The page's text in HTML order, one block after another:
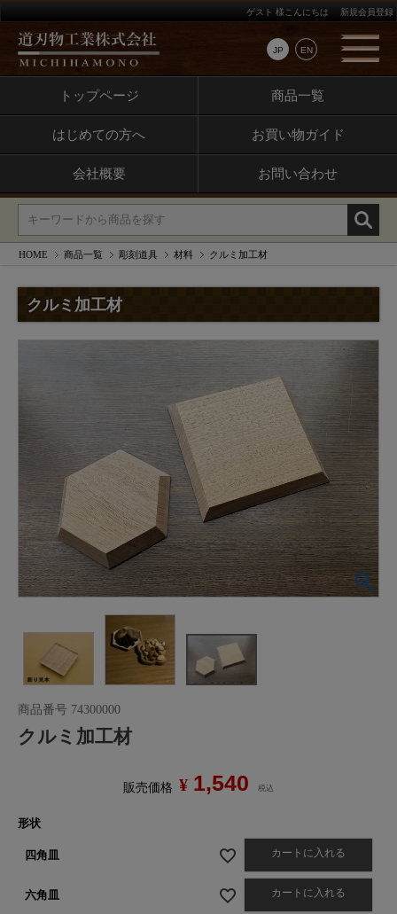
JP EN
ゲスト 様こんにちは 新規会員登録
トップページ 商品一覧
はじめての方へ お買い物ガイド
会社概要 お問い合わせ
HOME 商品一覧 彫刻道具 材料 クルミ加工材
クルミ加工材
商品番号 74300000
クルミ加工材
販売価格 ¥ 1,540 税込
形状
四角皿 カートに入れる
六角皿 カートに入れる